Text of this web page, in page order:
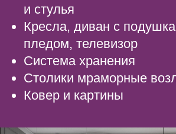
и стулья
Кресла, диван с
пледом, телевизор
Система хранения
Столики мраморные
Ковер и картины